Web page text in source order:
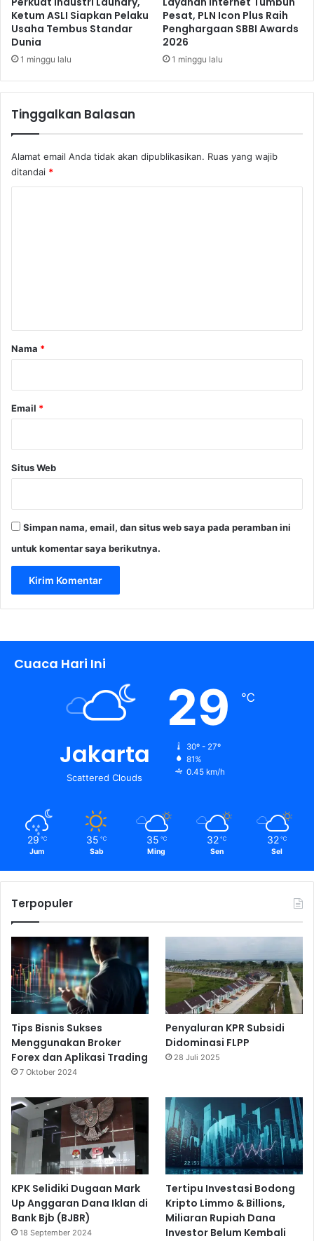
e
J
a
k
a
S
s
u
a
L
l
Ketum ASLI Siapkan Pelaku
Usaha Tembus Standar
Dunia
1 minggu lalu
Pesat, PLN Icon Plus Raih
Penghargaan SBBI Awards
2026
1 minggu lalu
Tinggalkan Balasan
Alamat email Anda tidak akan dipublikasikan. Ruas yang wajib
ditandai *
rNama *
Email *
Situs Web
Simpan nama, email, dan situs web saya pada peramban ini
untuk komentar saya berikutnya.
Cuaca Hari Ini
Jakarta
Scattered Clouds
29 ℃
30º - 27º
81%
0.45 km/h
29 ℃
Jum
35 ℃
Sab
35 ℃
Ming
32 ℃
Sen
32 ℃
Sel
Terpopuler
Tips Bisnis Sukses
Menggunakan Broker
Forex dan Aplikasi Trading
7 Oktober 2024
Penyaluran KPR Subsidi
Didominasi FLPP
28 Juli 2025
KPK Selidiki Dugaan Mark
Up Anggaran Dana Iklan di
Bank Bjb (BJBR)
18 September 2024
Tertipu Investasi Bodong
Kripto Limmo & Billions,
Miliaran Rupiah Dana
Investor Belum Kembali